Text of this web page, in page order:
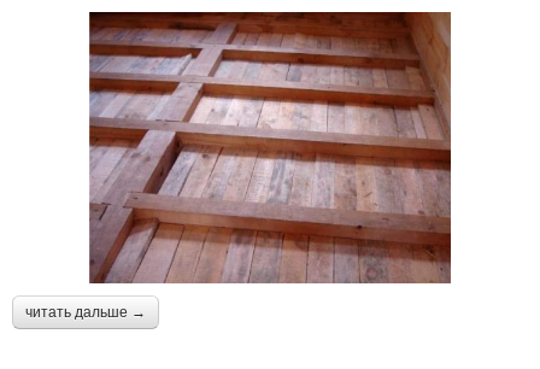
читать дальше →